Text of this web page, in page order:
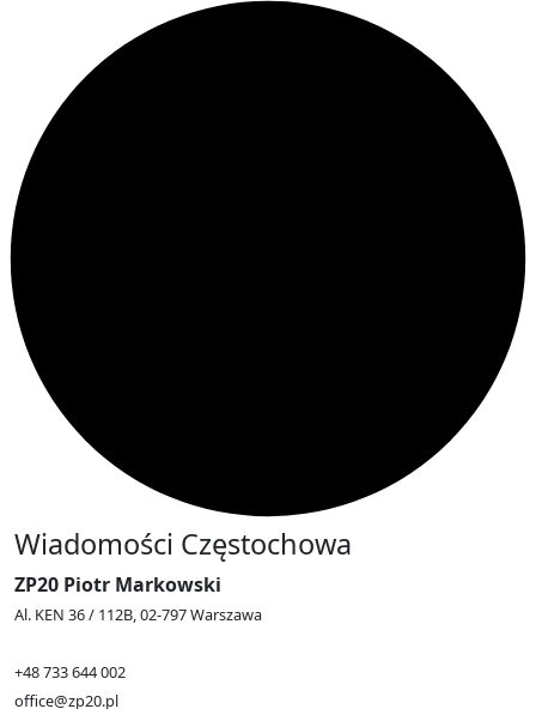
Wiadomości Częstochowa
ZP20 Piotr Markowski
Al. KEN 36 / 112B, 02-797 Warszawa
+48 733 644 002
office@zp20.pl